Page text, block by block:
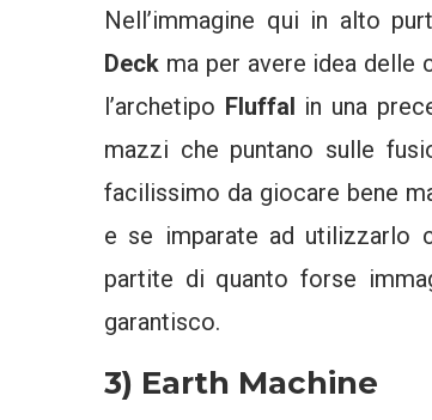
Nell’immagine qui in alto
Deck ma per avere idea delle
l’archetipo Fluffal in una
mazzi che puntano sulle
facilissimo da giocare bene
e se imparate ad utilizzarlo
partite di quanto forse
garantisco.
3) Earth Machine